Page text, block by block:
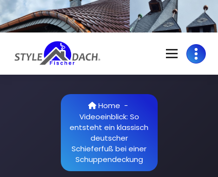
Skip
to
content
S
Home -
Videoeinblick: So
entsteht ein klassisch
deutscher
Schieferfuß bei einer
Schuppendeckung